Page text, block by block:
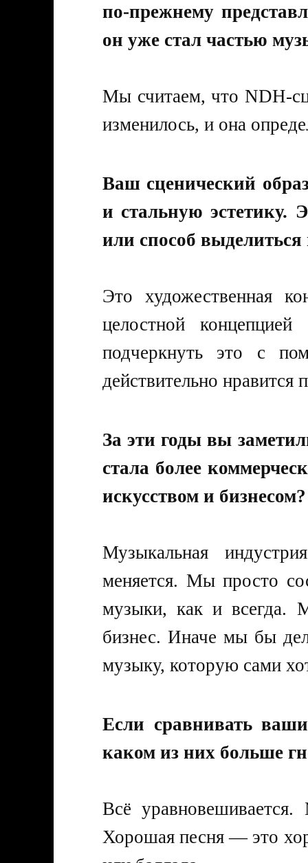
по-прежнему
он уже стал частью
Мы считаем, что NDH-
изменилось, и она
Ваш сценический
и стальную эстетику.
или способ
Это художественная
целостной
подчеркнуть это с
действительно
За эти годы вы
стала более
искусством и бизнесом?
Музыкальная
меняется. Мы просто
музыки, как и всегда.
бизнес. Иначе мы бы
музыку, которую сами
Если сравнивать
каком из них больше
Всё
Хорошая песня — это